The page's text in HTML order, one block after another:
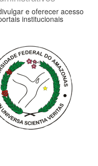
e oferecer acesso
institucionais